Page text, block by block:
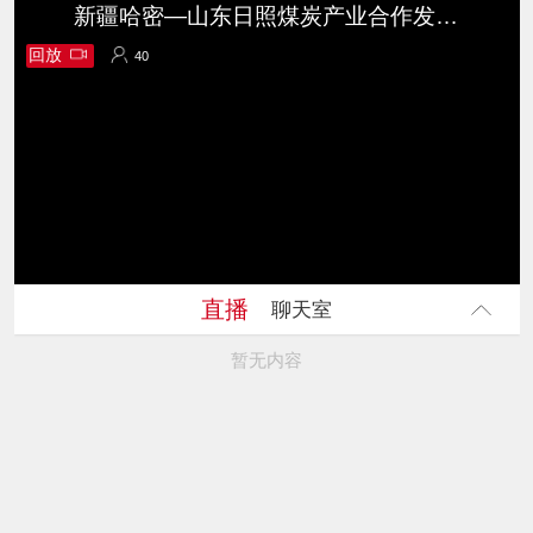
回放 40
新疆哈密—山东日照煤炭产业合作发展大会
直播 聊天室
暂无内容